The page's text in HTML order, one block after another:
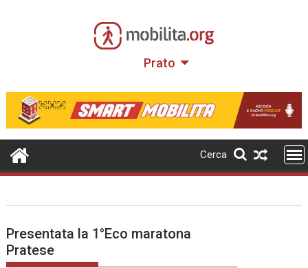
Prato
Cerca
Presentata la 1°Eco maratona
Pratese